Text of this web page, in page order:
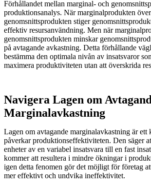
Förhållandet mellan marginal- och
produktionsanalys. När marginalprodukten
genomsnittsprodukten stiger
effektiv resursanvändning. Men när
genomsnittsprodukten minskar
på avtagande avkastning. Detta förhållande
bestämma den optimala nivån av insatsvaror
maximera produktiviteten utan att överskrida
Navigera Lagen om
Marginalavkastning
Lagen om avtagande marginalavkastning är ett
påverkar produktionseffektiviteten. Den säger
enheter av en variabel insatsvara till en fast
kommer att resultera i mindre ökningar i
igen detta fenomen gör det möjligt för företag
mer effektivt och undvika ineffektivitet.